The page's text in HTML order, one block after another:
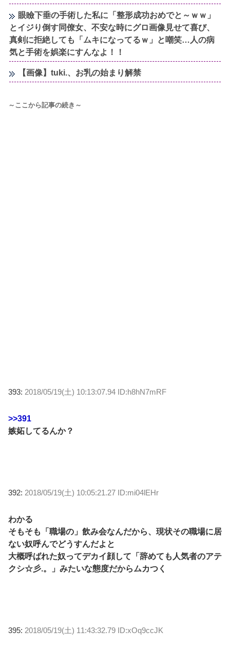
眼瞼下垂の手術した私に「整形成功おめでと～ｗｗ」
とイジり倒す同僚女、不安な時にグロ画像見せて喜び、
真剣に拒絶しても「ムキになってるｗ」と嘲笑…人の病
気と手術を娯楽にすんなよ！！
【画像】tuki.、お乳の始まり解禁
～ここから記事の続き～
393: 2018/05/19(土) 10:13:07.94 ID:h8hN7mRF
>>391
嫉妬してるんか？
392: 2018/05/19(土) 10:05:21.27 ID:mi04lEHr
わかる
そもそも「職場の」飲み会なんだから、現状その職場に居
ない奴呼んでどうすんだよと
大概呼ばれた奴ってデカイ顔して「辞めても人気者のアテ
クシ☆彡.。」みたいな態度だからムカつく
395: 2018/05/19(土) 11:43:32.79 ID:xOq9ccJK